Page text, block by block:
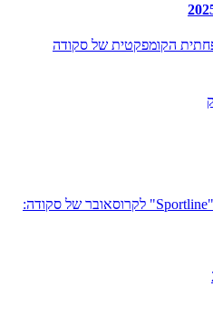
הקומפקטית של סקודה
תחילת שיווק רמת הגימור החדשה "Sportline" לקרוסאובר של סקודה: